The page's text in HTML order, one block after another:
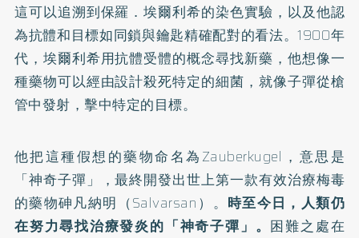
這可以追溯到保羅．埃爾利希的染色實驗，以及他認
為抗體和目標如同鎖與鑰匙精確配對的看法。1900年
代，埃爾利希用抗體受體的概念尋找新藥，他想像一
種藥物可以經由設計殺死特定的細菌，就像子彈從槍
管中發射，擊中特定的目標。
他把這種假想的藥物命名為Zauberkugel，意思是
「神奇子彈」，最終開發出世上第一款有效治療梅毒
的藥物砷凡納明（Salvarsan）。 時至今日，人類仍
在努力尋找治療發炎的「神奇子彈」。 困難之處在